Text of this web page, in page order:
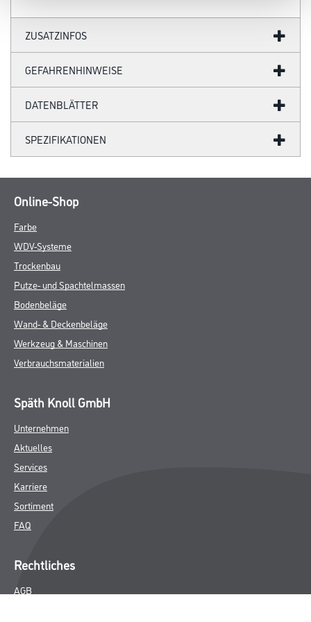
ZUSATZINFOS
GEFAHRENHINWEISE
DATENBLÄTTER
SPEZIFIKATIONEN
Online-Shop
Farbe
WDV-Systeme
Trockenbau
Putze- und Spachtelmassen
Bodenbeläge
Wand- & Deckenbeläge
Werkzeug & Maschinen
Verbrauchsmaterialien
Späth Knoll GmbH
Unternehmen
Aktuelles
Services
Karriere
Sortiment
FAQ
Rechtliches
AGB